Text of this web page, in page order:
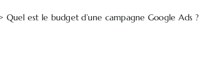
Quel est le budget d’une campagne Google Ads ?